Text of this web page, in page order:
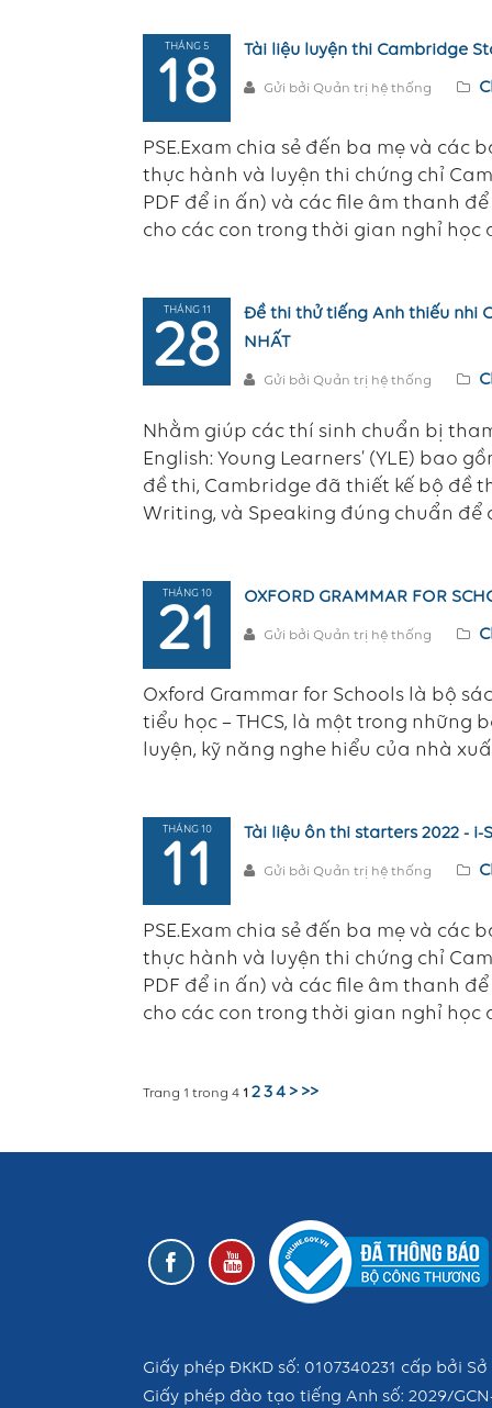
THÁNG 5
18
Tài liệu luyện thi Cambridge
Gửi bởi Quản trị hệ thống
PSE.Exam chia sẻ đến ba mẹ và
thực hành và luyện thi chứng chỉ
PDF để in ấn) và các file âm thanh
cho các con trong thời gian nghỉ học
THÁNG 11
28
Đề thi thử tiếng Anh thiếu nhi
NHẤT
Gửi bởi Quản trị hệ thống
Nhằm giúp các thí sinh chuẩn bị
English: Young Learners’ (YLE) bao
đề thi, Cambridge đã thiết kế bộ đề
Writing, và Speaking đúng chuẩn để
THÁNG 10
21
OXFORD GRAMMAR FOR
Gửi bởi Quản trị hệ thống
Oxford Grammar for Schools là bộ
tiểu học – THCS, là một trong những
luyện, kỹ năng nghe hiểu của nhà
THÁNG 10
11
Tài liệu ôn thi starters 2022 - i-
Gửi bởi Quản trị hệ thống
PSE.Exam chia sẻ đến ba mẹ và
thực hành và luyện thi chứng chỉ
PDF để in ấn) và các file âm thanh
cho các con trong thời gian nghỉ học
Trang 1 trong 4 1 234 > >>
Giấy phép ĐKKD số: 0107340231 cấp bởi
Giấy phép đào tạo tiếng Anh số: 2029/